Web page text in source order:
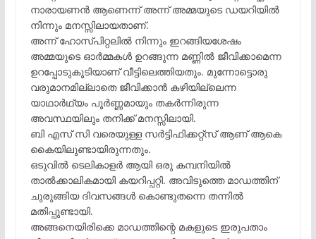
നാരായണൻ ആണെന്ന് അന്ന് അമ്മയുടെ ഡയറിയിൽ
നിന്നും മനസ്സിലായതാണ്.
അന്ന് ഹോസ്പിറ്റലിൽ നിന്നും ഇറങ്ങിയശേഷം
അമ്മയുടെ ഓർമ്മകൾ ഉറങ്ങുന്ന മണ്ണിൽ ജീവിക്കാമെന്ന
ഉറപ്പോടുകൂടിയാണ് വീട്ടിലെത്തിയതും. മുന്നോട്ടൊരു
വരുമാനമില്ലാതെ ജീവിക്കാൻ കഴിയില്ലെന്ന
യാഥാർഥ്യം പൂർണ്ണമായും തകർന്നിരുന്ന
അവസ്ഥയിലും തനിക്ക് മനസ്സിലായി.
ബി എസ് സി വരെയുള്ള സർട്ടിഫിക്കറ്റ്സ് ആണ് ആകെ
കൈയിലുണ്ടായിരുന്നതും.
ഒടുവിൽ ടെലികാളർ ആയി ഒരു കമ്പനിയിൽ
താൽക്കാലികമായി കയറിപ്പറ്റി. അവിടുത്തെ മാഡത്തിന്
ചുരുങ്ങിയ ദിവസങ്ങൾ കൊണ്ടുതന്നെ തന്നിൽ
മതിപ്പുണ്ടായി.
അങ്ങനെയിരിക്കെ മാഡത്തിന്റെ മകളുടെ ഇരുപതാം